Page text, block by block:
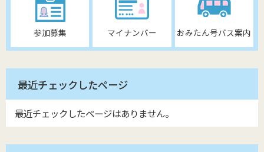
参加募集 マイナンバー おみたん号バス案内
最近チェックしたページ
最近チェックしたページはありません。